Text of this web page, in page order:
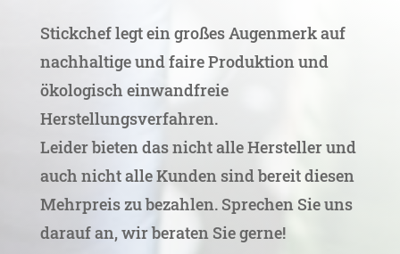
Stickchef legt ein großes Augenmerk auf
nachhaltige und faire Produktion und
ökologisch einwandfreie
Herstellungsverfahren.
Leider bieten das nicht alle Hersteller und
auch nicht alle Kunden sind bereit diesen
Mehrpreis zu bezahlen. Sprechen Sie uns
darauf an, wir beraten Sie gerne!